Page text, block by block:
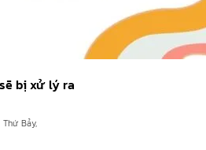
bị xử lý ra
Thứ Bảy,